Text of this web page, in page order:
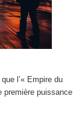
l’« Empire du
première puissance